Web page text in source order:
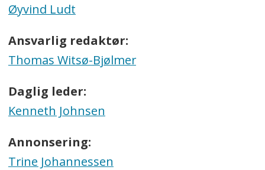
Øyvind Ludt
Ansvarlig redaktør:
Thomas Witsø-Bjølmer
Daglig leder:
Kenneth Johnsen
Annonsering:
Trine Johannessen